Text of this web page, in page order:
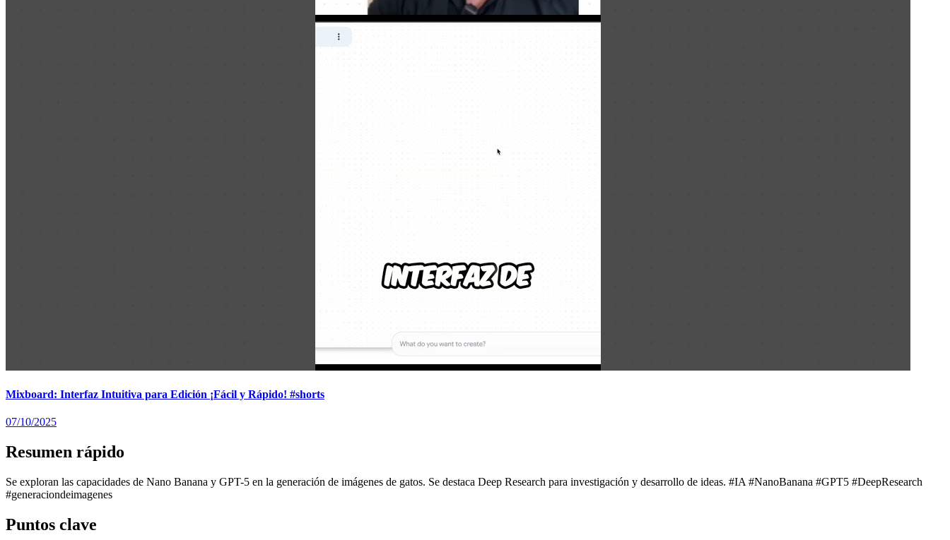
Mixboard: Interfaz Intuitiva para Edición ¡Fácil y Rápido! #shorts
07/10/2025
Resumen rápido
Se exploran las capacidades de Nano Banana y GPT-5 en la generación de imágenes de gatos. Se destaca Deep Research para investigación y desarrollo de ideas. #IA #NanoBanana #GPT5 #DeepResearch
#generaciondeimagenes
Puntos clave